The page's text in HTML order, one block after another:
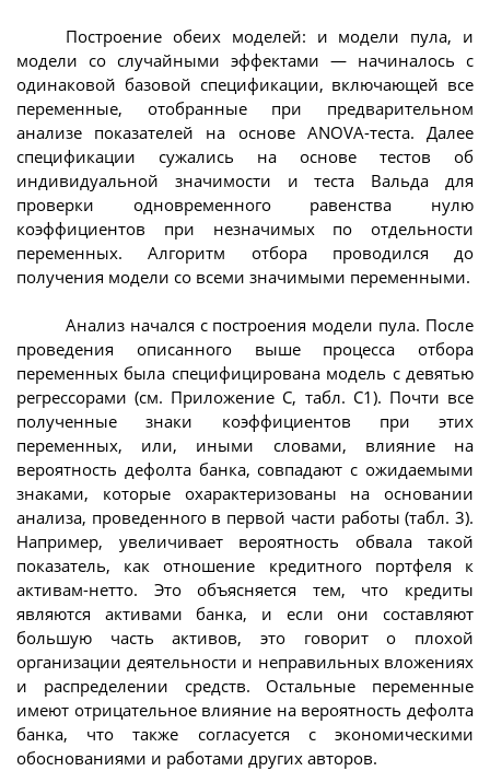
Построение обеих моделей: и модели пула, и
модели со случайными эффектами — начиналось с
одинаковой базовой спецификации, включающей все
переменные, отобранные при предварительном
анализе показателей на основе ANOVA-теста. Далее
спецификации сужались на основе тестов об
индивидуальной значимости и теста Вальда для
проверки одновременного равенства нулю
коэффициентов при незначимых по отдельности
переменных. Алгоритм отбора проводился до
получения модели со всеми значимыми переменными.
Анализ начался с построения модели пула. После
проведения описанного выше процесса отбора
переменных была специфицирована модель с девятью
регрессорами (см. Приложение С, табл. С1). Почти все
полученные знаки коэффициентов при этих
переменных, или, иными словами, влияние на
вероятность дефолта банка, совпадают с ожидаемыми
знаками, которые охарактеризованы на основании
анализа, проведенного в первой части работы (табл. 3).
Например, увеличивает вероятность обвала такой
показатель, как отношение кредитного портфеля к
активам-нетто. Это объясняется тем, что кредиты
являются активами банка, и если они составляют
большую часть активов, это говорит о плохой
организации деятельности и неправильных вложениях
и распределении средств. Остальные переменные
имеют отрицательное влияние на вероятность дефолта
банка, что также согласуется с экономическими
обоснованиями и работами других авторов.